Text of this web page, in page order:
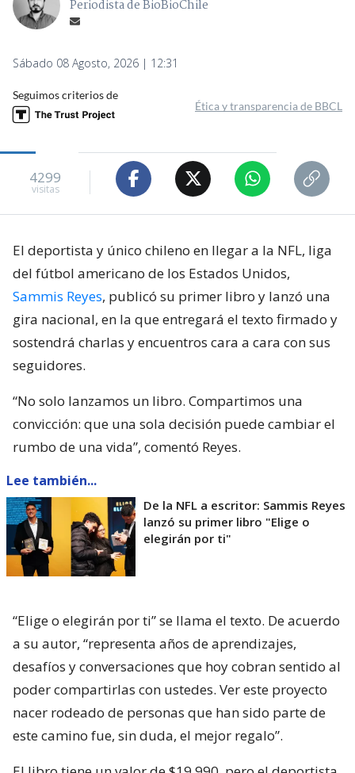
Periodista de BioBioChile
Sábado 08 Agosto, 2026 | 12:31
Seguimos criterios de
Ética y transparencia de BBCL
4299
visitas
El deportista y único chileno en llegar a la NFL, liga
del fútbol americano de los Estados Unidos,
Sammis Reyes, publicó su primer libro y lanzó una
gira nacional, en la que entregará el texto firmado y
sostendrá charlas y encuentros cara a cara con sus
seguidores.
“No solo lanzamos un libro. Compartimos una
convicción: que una sola decisión puede cambiar el
rumbo de una vida”, comentó Reyes.
Lee también...
De la NFL a escritor: Sammis Reyes
lanzó su primer libro "Elige o
elegirán por ti"
“Elige o elegirán por ti” se llama el texto. De acuerdo
a su autor, “representa años de aprendizajes,
desafíos y conversaciones que hoy cobran sentido al
poder compartirlas con ustedes. Ver este proyecto
nacer rodeado de personas que han sido parte de
este camino fue, sin duda, el mejor regalo”.